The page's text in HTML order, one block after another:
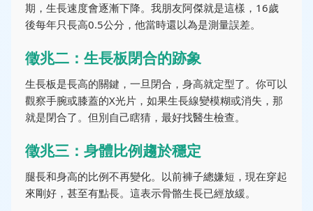
期，生長速度會逐漸下降。我朋友阿傑就是這樣，16歲
後每年只長高0.5公分，他當時還以為是測量誤差。
徵兆二：生長板閉合的跡象
生長板是長高的關鍵，一旦閉合，身高就定型了。你可以
觀察手腕或膝蓋的X光片，如果生長線變模糊或消失，那
就是閉合了。但別自己瞎猜，最好找醫生檢查。
徵兆三：身體比例趨於穩定
腿長和身高的比例不再變化。以前褲子總嫌短，現在穿起
來剛好，甚至有點長。這表示骨骼生長已經放緩。